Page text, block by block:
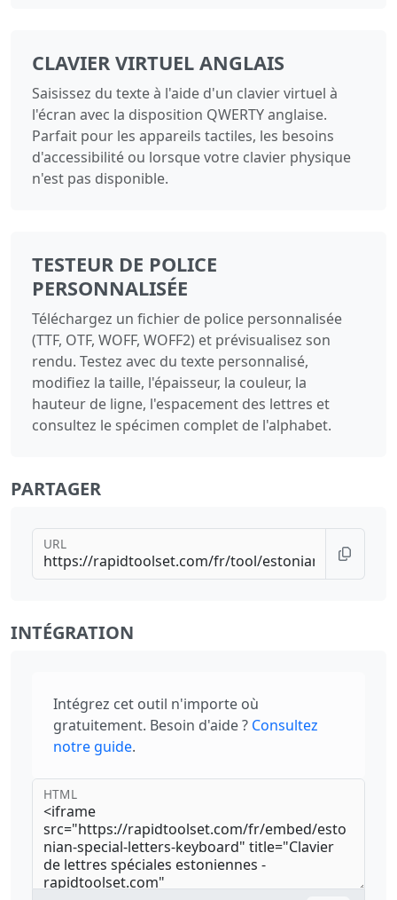
CLAVIER VIRTUEL ANGLAIS
Saisissez du texte à l'aide d'un clavier virtuel à
l'écran avec la disposition QWERTY anglaise.
Parfait pour les appareils tactiles, les besoins
d'accessibilité ou lorsque votre clavier physique
n'est pas disponible.
TESTEUR DE POLICE
PERSONNALISÉE
Téléchargez un fichier de police personnalisée
(TTF, OTF, WOFF, WOFF2) et prévisualisez son
rendu. Testez avec du texte personnalisé,
modifiez la taille, l'épaisseur, la couleur, la
hauteur de ligne, l'espacement des lettres et
consultez le spécimen complet de l'alphabet.
PARTAGER
URL
INTÉGRATION
Intégrez cet outil n'importe où
gratuitement. Besoin d'aide ? Consultez
notre guide.
HTML